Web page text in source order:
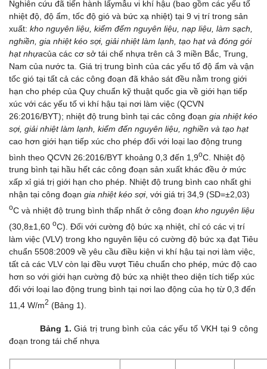
Nghiên cứu đã tiến hành lấymẫu vi khí hậu (bao gồm các yếu tố
nhiệt độ, độ ẩm, tốc độ gió và bức xạ nhiệt) tại 9 vị trí trong sản
xuất: kho nguyên liệu, kiểm đếm nguyên liệu, nạp liệu, làm sạch,
nghiền, gia nhiệt kéo sợi, giải nhiệt làm lạnh, tạo hạt và đóng gói
hạt nhựacủa các cơ sở tái chế nhựa trên cả 3 miền Bắc, Trung,
Nam của nước ta. Giá trị trung bình của các yếu tố độ ẩm và vận
tốc gió tại tất cả các công đoạn đã khảo sát đều nằm trong giới
hạn cho phép của Quy chuẩn kỹ thuật quốc gia về giới hạn tiếp
xúc với các yếu tố vi khí hậu tại nơi làm việc (QCVN
26:2016/BYT); nhiệt độ trung bình tại các công đoạn gia nhiệt kéo
sợi, giải nhiệt làm lạnh, kiểm đến nguyên liệu, nghiền và tạo hạt
cao hơn giới hạn tiếp xúc cho phép đối với loại lao động trung
bình theo QCVN 26:2016/BYT khoảng 0,3 đến 1,9oC. Nhiệt độ
trung bình tại hầu hết các công đoạn sản xuất khác đều ở mức
xấp xỉ giá trị giới hạn cho phép. Nhiệt độ trung bình cao nhất ghi
nhận tại công đoạn gia nhiệt kéo sợi, với giá trị 34,9 (SD=±2,03)
oC và nhiệt độ trung bình thấp nhất ở công đoạn kho nguyên liệu
(30,8±1,60 oC). Đối với cường độ bức xạ nhiệt, chỉ có các vị trí
làm việc (VLV) trong kho nguyên liệu có cường độ bức xạ đạt Tiêu
chuẩn 5508:2009 về yêu cầu điều kiện vi khí hậu tại nơi làm việc,
tất cả các VLV còn lại đều vượt Tiêu chuẩn cho phép, mức độ cao
hơn so với giới hạn cường độ bức xạ nhiệt theo diện tích tiếp xúc
đối với loại lao động trung bình tại nơi lao động của họ từ 0,3 đến
11,4 W/m2 (Bảng 1).
Bảng 1.Giá trị trung bình của các yếu tố VKH tại 9 công
đoạn trong tái chế nhựa